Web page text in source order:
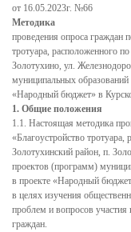
Противодействие
Сведения о
коррупции
от 16.05.2023г. №66
Методика
проведения опроса граждан
тротуара, расположенного
Золотухино, ул.
муниципальных
«Народный бюджет» в
1. Общие положения
1.1. Настоящая методика
«Благоустройство тротуара,
Золотухинский район, п.
проектов (программ)
в проекте «Народный
в целях изучения
проблем и вопросов участия
граждан.